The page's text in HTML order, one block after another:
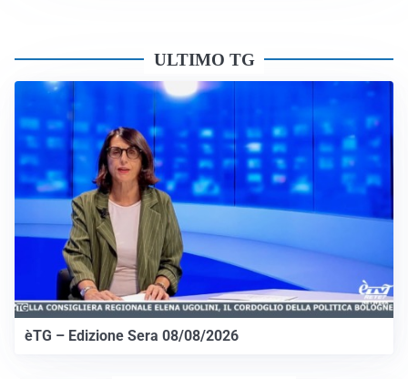
ULTIMO TG
èTG – Edizione Sera 08/08/2026